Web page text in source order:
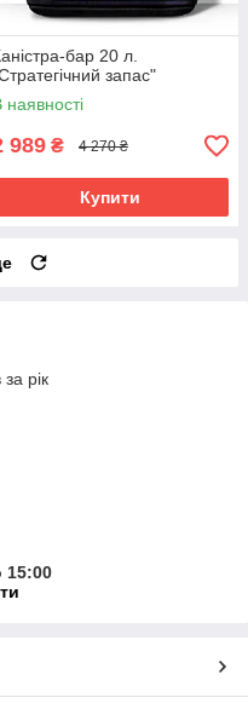
бар 20 л.
запас"
наявності
989 ₴ 4 270 ₴
Купити
рік
15:00